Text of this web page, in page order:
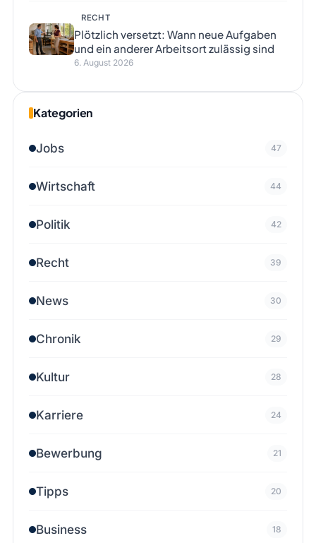
RECHT
Plötzlich versetzt: Wann neue Aufgaben
und ein anderer Arbeitsort zulässig sind
6. August 2026
Kategorien
Jobs 47
Wirtschaft 44
Politik 42
Recht 39
News 30
Chronik 29
Kultur 28
Karriere 24
Bewerbung 21
Tipps 20
Business 18